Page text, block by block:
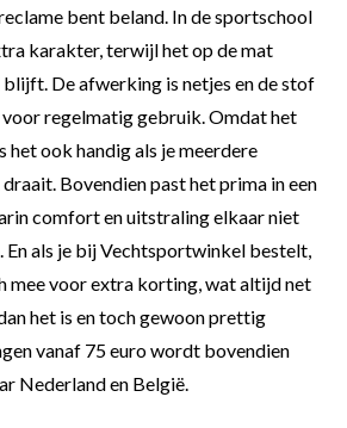
bent beland. In de sportschool
karakter, terwijl het op de mat
De afwerking is netjes en de stof
regelmatig gebruik. Omdat het
het ook handig als je meerdere
Bovendien past het prima in een
comfort en uitstraling elkaar niet
En als je bij Vechtsportwinkel bestelt,
mee voor extra korting, wat altijd net
het is en toch gewoon prettig
vanaf 75 euro wordt bovendien
Nederland en België.